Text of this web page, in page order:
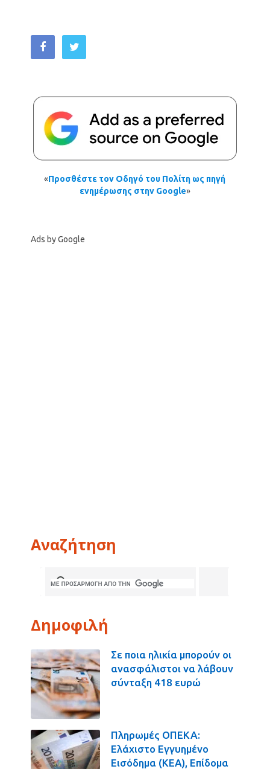
«Προσθέστε τον Οδηγό του Πολίτη ως πηγή
ενημέρωσης στην Google»
Ads by Google
Αναζήτηση
Δημοφιλή
Σε ποια ηλικία μπορούν οι
ανασφάλιστοι να λάβουν
σύνταξη 418 ευρώ
Πληρωμές ΟΠΕΚΑ:
Ελάχιστο Εγγυημένο
Εισόδημα (ΚΕΑ), Επίδομα